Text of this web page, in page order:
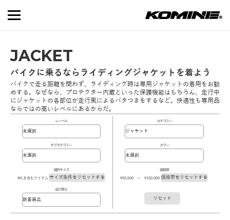
JACKET
バイクに乗るならライディングジャケットを着よう
バイクで走る距離を問わず、ライディング時は専用ジャケットの着用をお勧
めする。なぜなら、プロテクター内蔵といった保護機能はもちろん、走行中
にジャケットの各部位が走行風によるバタつきをするなど。快適性も専用品
ならではの高いレベルにあるからだ。
レーベル カテゴリー
サブカテゴリー カラー
選択サイズ
WLを含むアイテム サイズ条件をリセットする
価格帯
\50,000 ～ \150,000 価格帯をリセットする
並び替え
リセット